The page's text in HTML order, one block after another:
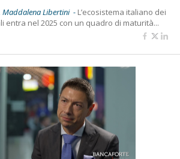
Maddalena Libertini - L’ecosistema italiano dei
entra nel 2025 con un quadro di maturità...